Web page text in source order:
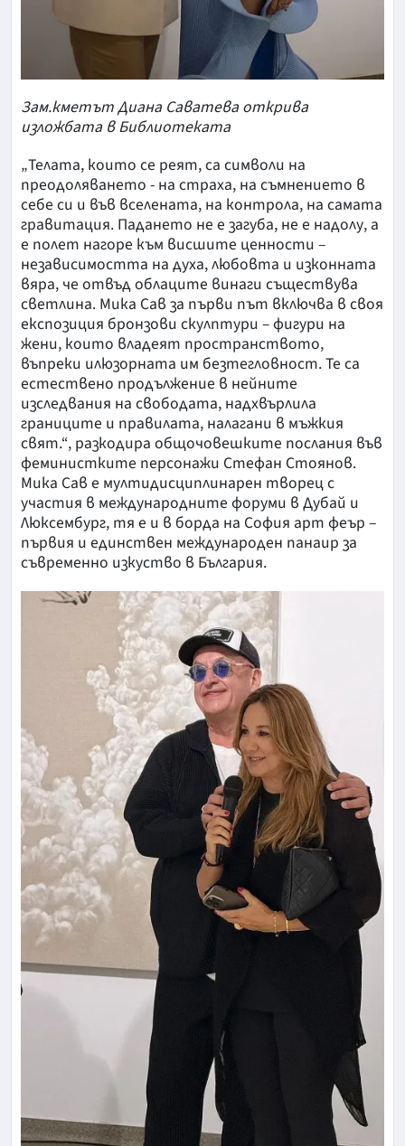
Зам.кметът Диана Саватева открива
изложбата в Библиотеката
„Телата, които се реят, са символи на
преодоляването - на страха, на съмнението в
себе си и във вселената, на контрола, на самата
гравитация. Падането не е загуба, не е надолу, а
е полет нагоре към висшите ценности –
независимостта на духа, любовта и изконната
вяра, че отвъд облаците винаги съществува
светлина. Мика Сав за първи път включва в своя
експозиция бронзови скулптури – фигури на
жени, които владеят пространството,
въпреки илюзорната им безтегловност. Те са
естествено продължение в нейните
изследвания на свободата, надхвърлила
границите и правилата, налагани в мъжкия
свят.“, разкодира общочовешките послания във
феминистките персонажи Стефан Стоянов.
Мика Сав е мултидисциплинарен творец с
участия в международните форуми в Дубай и
Люксембург, тя е и в борда на София арт феър –
първия и единствен международен панаир за
съвременно изкуство в България.